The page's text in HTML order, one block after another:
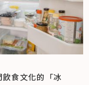
食文化的「冰